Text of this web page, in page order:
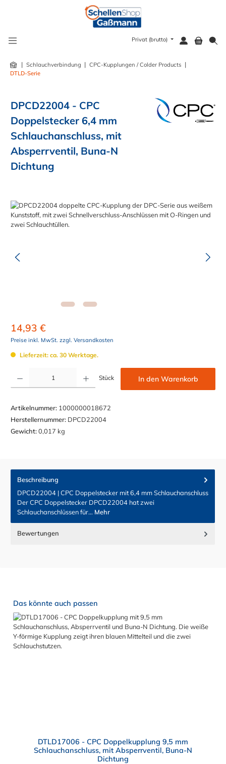
Privat (brutto)
| Schlauchverbindung | CPC-Kupplungen / Colder Products |
DTLD-Serie
DPCD22004 - CPC
Doppelstecker 6,4 mm
Schlauchanschluss, mit
Absperrventil, Buna-N
Dichtung
Bildergalerie überspringen
14,93 €
Preise inkl. MwSt. zzgl. Versandkosten
Lieferzeit: ca. 30 Werktage.
Stück In den Warenkorb
Artikelnummer: 1000000018672
Herstellernummer: DPCD22004
Gewicht:0,017 kg
Beschreibung
DPCD22004 | CPC Doppelstecker mit 6,4 mm Schlauchanschluss
Der CPC Doppelstecker DPCD22004 hat zwei
Schlauchanschlüssen für… Mehr
Bewertungen
Produktgalerie überspringen
Das könnte auch passen
DTLD17006 - CPC Doppelkupplung 9,5 mm
Schlauchanschluss, mit Absperrventil, Buna-N
Dichtung